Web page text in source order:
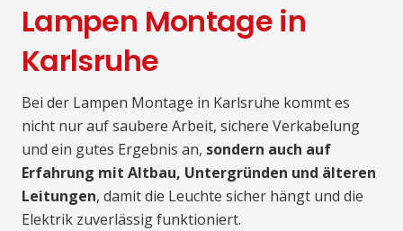
Lampen Montage in
Karlsruhe
Bei der Lampen Montage in Karlsruhe kommt es
nicht nur auf saubere Arbeit, sichere Verkabelung
und ein gutes Ergebnis an, sondern auch auf
Erfahrung mit Altbau, Untergründen und älteren
Leitungen, damit die Leuchte sicher hängt und die
Elektrik zuverlässig funktioniert.